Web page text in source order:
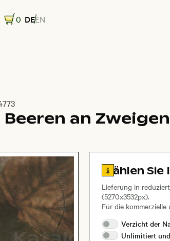
0 DEEN
an Zweigen
Zu den
Wählen
Lieferung in
(5270x3532px).
Für die
Verzicht der
Unlimitiert und